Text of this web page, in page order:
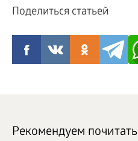
Поделиться статьей
Рекомендуем